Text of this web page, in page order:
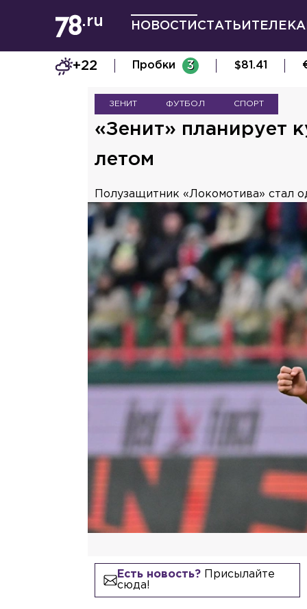
НОВОСТИ СТАТЬИ
+22 Пробки 3 $81.41
ЗЕНИТ ФУТБОЛ СПОРТ
«Зенит» планирует
летом
Полузащитник «Локомотива» стал
Есть новость?Присылайте
сюда!